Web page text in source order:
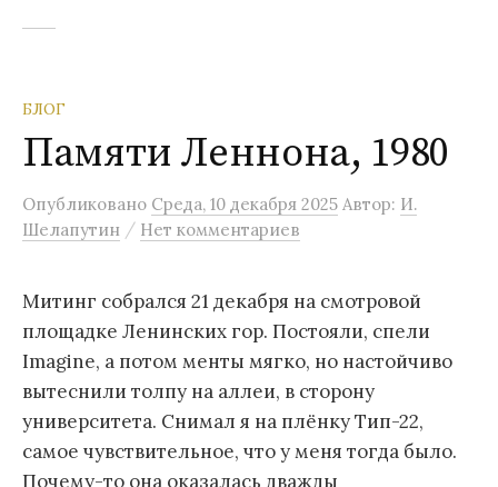
БЛОГ
Памяти Леннона, 1980
Опубликовано Среда, 10 декабря 2025 Автор: И.
Шелапутин / Нет комментариев
Митинг собрался 21 декабря на смотровой
площадке Ленинских гор. Постояли, спели
Imagine, а потом менты мягко, но настойчиво
вытеснили толпу на аллеи, в сторону
университета. Снимал я на плёнку Тип-22,
самое чувствительное, что у меня тогда было.
Почему-то она оказалась дважды